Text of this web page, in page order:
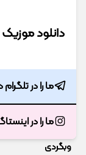
دانلود
ما را در
ما را در
وبگردی